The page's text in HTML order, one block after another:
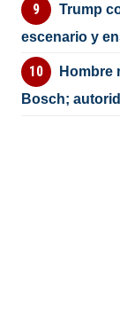
Trump
escenario y
Hombre
Bosch;